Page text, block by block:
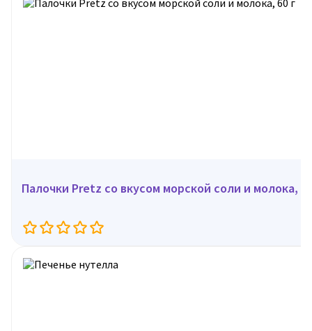
Палочки Pretz со вкусом морской соли и молока,